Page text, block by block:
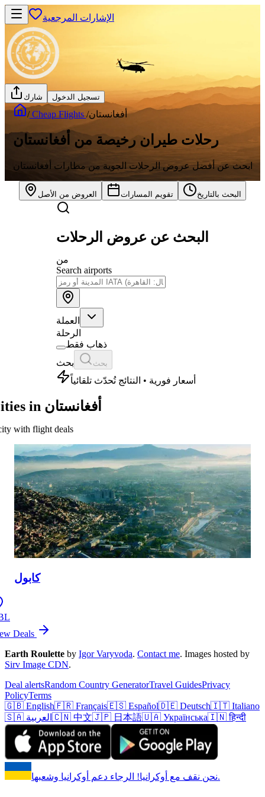
الإشارات المرجعية
شارك تسجيل الدخول
/Cheap Flights /أفغانستان
رحلات طيران رخيصة من أفغانستان
ابحث عن أفضل عروض الرحلات الجوية من مطارات أفغانستان
العروض من الأصل تقويم المسارات البحث بالتاريخ
البحث عن عروض الرحلات
من
Search airports
العملة
الرحلة
ذهاب فقط
بحث
بحث
أسعار فورية • النتائج تُحدّث تلقائياً
Cities in أفغانستان
with flight deals
كابول
Deals
Earth Roulette by Igor Varyvoda. Contact me. Images hosted by
Sirv Image CDN.
Deal alertsRandom Country GeneratorTravel GuidesPrivacy
PolicyTerms
🇬🇧 English🇫🇷 Français🇪🇸 Español🇩🇪 Deutsch🇮🇹 Italiano
🇸🇦 العربية 🇨🇳 中文🇯🇵 日本語🇺🇦 Українська🇮🇳 हिन्दी
نحن نقف مع أوكرانيا! الرجاء دعم أوكرانيا وشعبها.